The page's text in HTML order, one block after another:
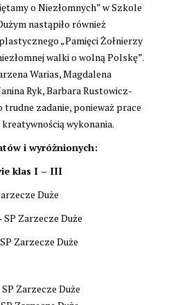
o Niezłomnych” w Szkole
nastąpiło również
„Pamięci Żołnierzy
walki o wolną Polskę”.
Warias, Magdalena
Ryk, Barbara Rustowicz-
zadanie, ponieważ prace
wykonania.
i wyróżnionych:
klas I – III
Duże
Zarzecze Duże
Zarzecze Duże
Zarzecze Duże